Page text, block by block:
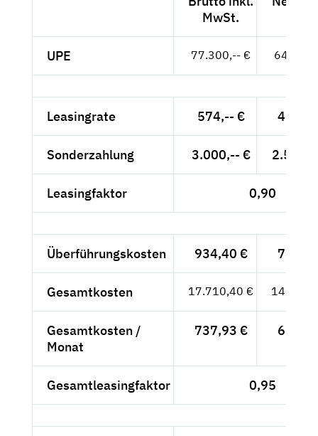
MwSt.
UPE 77.300,-- €
Leasingrate 574,-- €
Sonderzahlung 3.000,-- €
Leasingfaktor 0,90
Überführungskosten 934,40 €
Gesamtkosten 17.710,40 €
Gesamtkosten /
Monat
737,93 €
Gesamtleasingfaktor 0,95